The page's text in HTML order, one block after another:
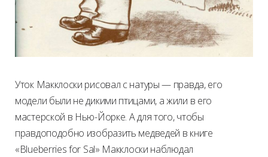
Уток Макклоски рисовал с натуры — правда, его
модели были не дикими птицами, а жили в его
мастерской в Нью-Йорке. А для того, чтобы
правдоподобно изобразить медведей в книге
«Blueberries for Sal» Макклоски наблюдал